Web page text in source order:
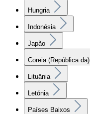
Hungria
Indonésia
Japão
Coreia (República da)
Lituânia
Letónia
Países Baixos